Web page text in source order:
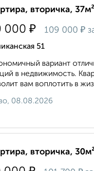
вторичка,
000 ₽ 109 000 ₽
51
вариант
в недвижимость.
вам воплотить в
08.08.2026
вторичка,